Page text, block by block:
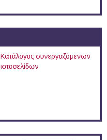
Κατάλογος συνεργαζόμενων
ιστοσελίδων